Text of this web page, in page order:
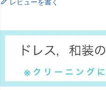
レビューを書く